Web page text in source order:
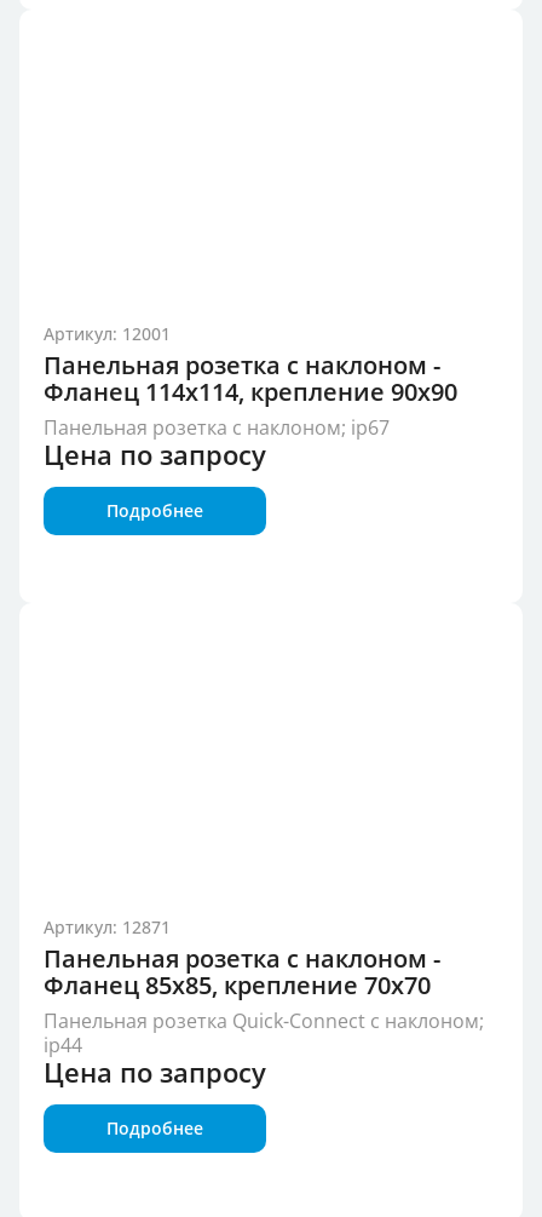
Артикул: 12001
Панельная розетка с наклоном -
Фланец 114x114, крепление 90x90
Панельная розетка с наклоном; ip67
Цена по запросу
Подробнее
Артикул: 12871
Панельная розетка с наклоном -
Фланец 85x85, крепление 70x70
Панельная розетка Quick-Connect с наклоном;
ip44
Цена по запросу
Подробнее